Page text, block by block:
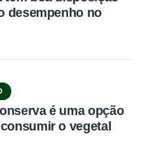
desempenho no
é uma opção
o vegetal